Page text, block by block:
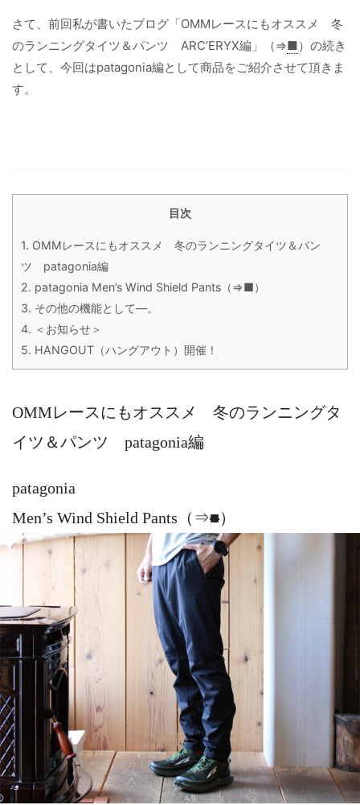
さて、前回私が書いたブログ「OMMレースにもオススメ 冬
のランニングタイツ＆パンツ ARC’ERYX編」（⇒■）の続き
として、今回はpatagonia編として商品をご紹介させて頂きま
す。
目次
1. OMMレースにもオススメ 冬のランニングタイツ＆パン
ツ patagonia編
2. patagonia Men’s Wind Shield Pants（⇒■）
3. その他の機能として―。
4. ＜お知らせ＞
5. HANGOUT（ハングアウト）開催！
OMMレースにもオススメ 冬のランニングタ
イツ＆パンツ patagonia編
patagonia
Men’s Wind Shield Pants（⇒■）